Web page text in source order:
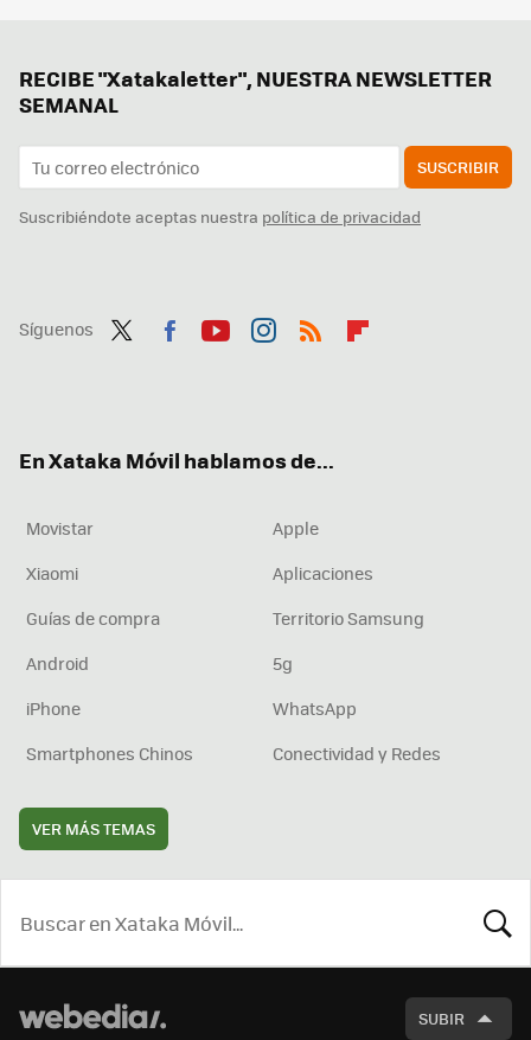
RECIBE "Xatakaletter", NUESTRA NEWSLETTER
SEMANAL
SUSCRIBIR
Suscribiéndote aceptas nuestra política de privacidad
Síguenos
En Xataka Móvil hablamos de...
Movistar
Apple
Xiaomi
Aplicaciones
Guías de compra
Territorio Samsung
Android
5g
iPhone
WhatsApp
Smartphones Chinos
Conectividad y Redes
VER MÁS TEMAS
SUBIR